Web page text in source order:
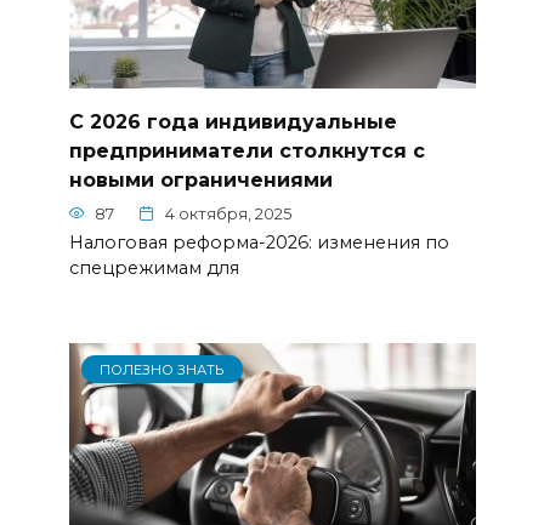
С 2026 года индивидуальные
предприниматели столкнутся с
новыми ограничениями
87 4 октября, 2025
Налоговая реформа-2026: изменения по
спецрежимам для
ПОЛЕЗНО ЗНАТЬ